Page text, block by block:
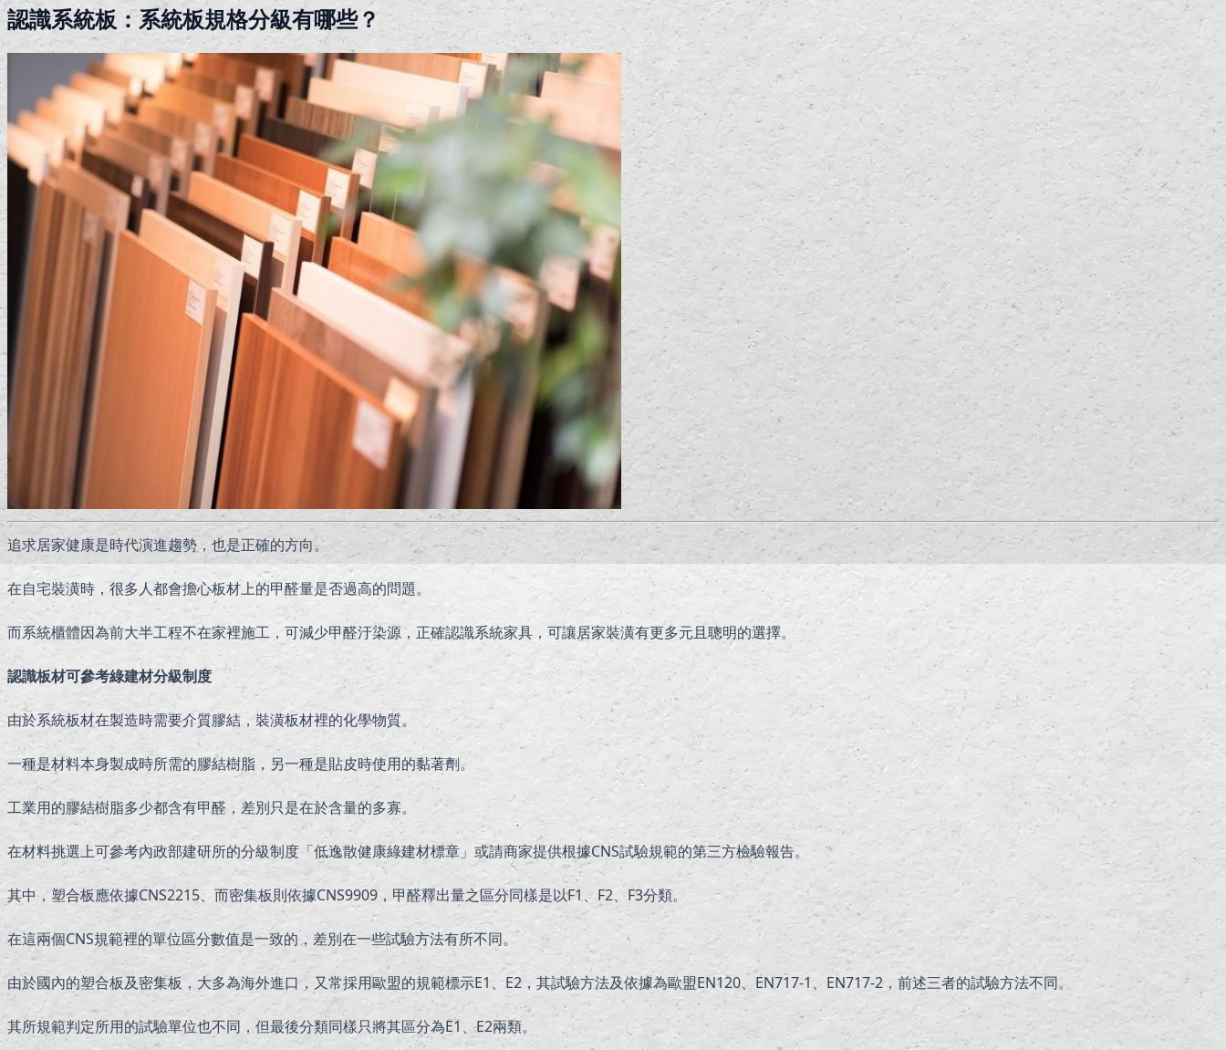
認識系統板：系統板規格分級有哪些？
追求居家健康是時代演進趨勢，也是正確的方向。
在自宅裝潢時，很多人都會擔心板材上的甲醛量是否過高的問題。
而系統櫃體因為前大半工程不在家裡施工，可減少甲醛汙染源，正確認識系統家具，可讓居家裝潢有更多元且聰明的選擇。
認識板材可參考綠建材分級制度
由於系統板材在製造時需要介質膠結，裝潢板材裡的化學物質。
一種是材料本身製成時所需的膠結樹脂，另一種是貼皮時使用的黏著劑。
工業用的膠結樹脂多少都含有甲醛，差別只是在於含量的多寡。
在材料挑選上可參考內政部建研所的分級制度「低逸散健康綠建材標章」或請商家提供根據CNS試驗規範的第三方檢驗報告。
其中，塑合板應依據CNS2215、而密集板則依據CNS9909，甲醛釋出量之區分同樣是以F1、F2、F3分類。
在這兩個CNS規範裡的單位區分數值是一致的，差別在一些試驗方法有所不同。
由於國內的塑合板及密集板，大多為海外進口，又常採用歐盟的規範標示E1、E2，其試驗方法及依據為歐盟EN120、EN717-1、EN717-2，前述三者的試驗方法不同。
其所規範判定所用的試驗單位也不同，但最後分類同樣只將其區分為E1、E2兩類。